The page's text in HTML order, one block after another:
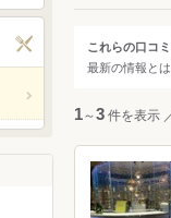
中国・四国
九州・沖縄
アジア
ジャンル
すべて
バー
これらの口コ
最新の情報と
1～3件を表示